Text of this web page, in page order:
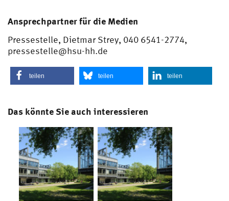
Ansprechpartner für die Medien
Pressestelle, Dietmar Strey, 040 6541-2774,
pressestelle@hsu-hh.de
teilen teilen teilen
Das könnte Sie auch interessieren